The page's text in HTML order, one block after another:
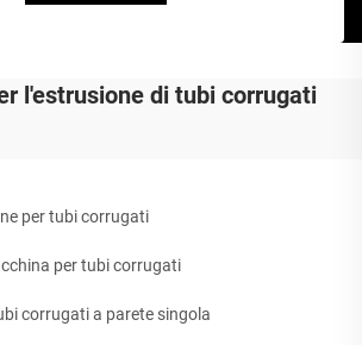
l'estrusione di tubi corrugati
per tubi corrugati
per tubi corrugati
corrugati a parete singola